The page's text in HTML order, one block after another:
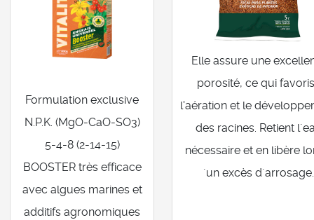
Formulation exclusive
N.P.K. (MgO-CaO-SO3)
5-4-8 (2-14-15)
BOOSTER très efficace
avec algues marines et
additifs agronomiques
Elle assure une
porosité, ce qui
l'aération et le
des racines. Retient
nécessaire et en libère
´un excès d´arrosage.